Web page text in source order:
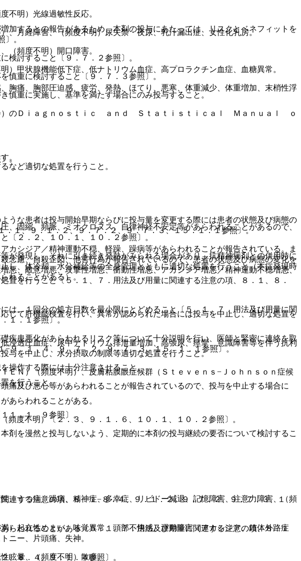
不明）光線過敏性反応。
月経障害、（頻度不明）尿失禁・夜尿、乳汁漏出症、女性化乳房。
（頻度不明）開口障害。
甲状腺機能低下症、低ナトリウム血症、高プロラクチン血症、血糖異常。
痛、胸部圧迫感、疲労、発熱、ほてり、悪寒、体重減少、体重増加、末梢性浮
。
な患者は投与開始早期ならびに投与量を変更する際には患者の状態及び病態の
１、９．１．２、９．７．２、９．７．３、１５．１．１参照〕。
シジア／精神運動不穏、軽躁、躁病等があらわれることが報告されている。ま
念慮、自殺企図、他害行為が報告されているので、患者の状態及び病態の変化を
悪、敵意増悪、攻撃性増悪、衝動性増悪、アカシジア増悪／精神運動不穏増悪、
を行うこと〔５．１、７．用法及び用量に関連する注意の項、８．１、８．
、１回分の処方日数を最小限にとどめること〔５．１、７．用法及び用量に関
１．１参照〕。
患悪化があらわれるリスク等について十分説明を行い、医師と緊密に連絡を取
９．１．４、９．７．２、９．７．３、１５．１．１参照〕。
操作する際には十分注意させること。
及び悪心等があらわれることが報告されているので、投与を中止する場合に
１．１．９参照〕。
を漫然と投与しないよう、定期的に本剤の投与継続の要否について検討するこ
する注意の項、８．１−８．４、９．１．２、９．７．２、９．７．３、１
われることがある〔５．１、７．用法及び用量に関連する注意の項、８．１
、８．４、９．１．４参照〕。
するとの報告があるため、本剤の投与にあたっては、リスクとベネフィットを
。
検討すること〔９．７．２参照〕。
重に検討すること〔９．７．３参照〕。
重に実施し、基準を満たす場合にのみ投与すること。
）のＤｉａｇｎｏｓｔｉｃ ａｎｄ Ｓｔａｔｉｓｔｉｃａｌ Ｍａｎｕａｌ ｏ
など適切な処置を行うこと。
固縮、頻脈、ミオクロヌス、自律神経不安定等があらわれることがあるので、
〔２．２、１０．１、１０．２参照〕。
発現し、それに引き続き発熱がみられる場合があり、抗精神病剤との併用時に
し、体冷却、水分補給等の全身管理とともに適切な処置を行うこと（本症発現時
れることがある）。
て肝機能検査を行い、異常が認められた場合には投与を中止し、適切な処置を
透圧血症、尿中ナトリウム排泄量増加、高張尿、痙攣、意識障害等を伴う抗利
与を中止し、水分摂取の制限等適切な処置を行うこと。
Ｎ）（頻度不明）、皮膚粘膜眼症候群（Ｓｔｅｖｅｎｓ−Ｊｏｈｎｓｏｎ症候
を行うこと。
あらわれることがある。
度不明）〔２．３、９．１．６、１０．１、１０．２参照〕。
うつ病、躁病、精神症、多幸症、リビドー減退、記憶障害、注意力障害、（頻
起立性めまい、味覚異常、頭部不快感、運動障害（アカシジア、錐体外路症
ニー、片頭痛、失神。
眩暈、（頻度不明）散瞳。
。